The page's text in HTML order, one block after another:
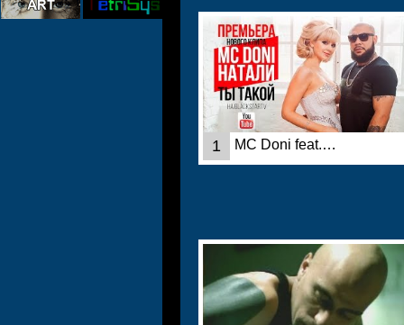
1 MC Doni feat.…